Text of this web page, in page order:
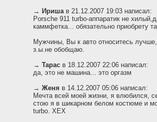
→ Иришав 21.12.2007 19:03 написал:
Porsсhe 911 turbo-аппаратик не
каммфетка... обязательно приобрету
Мужчины, Вы к авто относитесь
з.ы.не обобщаю.
→ Tapac в 18.12.2007 22:06 написал:
да, это не машина... это оргазм
→ Женя в 14.12.2007 05:06 написал:
Мечта всей моей жизни, я влюбился,
стою я в шикарном белом костюме и
turbo. ХЕХ